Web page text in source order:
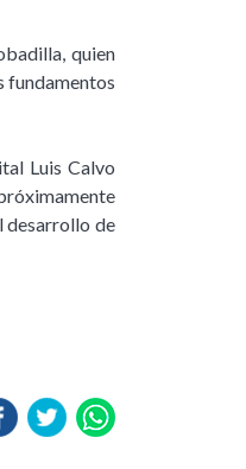
quien
fundamentos
Luis Calvo
desarrollo de